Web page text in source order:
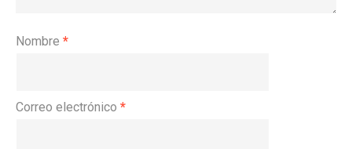
Nombre *
Correo electrónico *